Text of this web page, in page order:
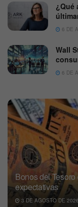
¿Qué
6 DE
Wall
6 DE
Bonos del
expectativas
3 DE AGOSTO DE 2026